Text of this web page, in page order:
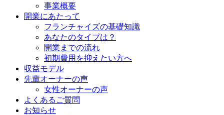
事業概要
開業にあたって
フランチャイズの基礎知識
あなたのタイプは？
開業までの流れ
初期費用を抑えたい方へ
収益モデル
先輩オーナーの声
女性オーナーの声
よくあるご質問
お知らせ